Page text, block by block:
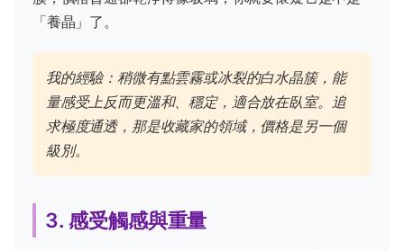
「養晶」了。
我的經驗：稍微有點雲霧或冰裂的白水晶簇，能
量感受上反而更溫和、穩定，適合放在臥室。追
求極度通透，那是收藏家的領域，價格是另一個
級別。
3. 感受觸感與重量